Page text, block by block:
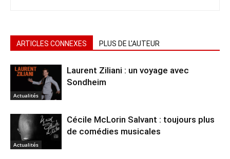
ARTICLES CONNEXES PLUS DE L'AUTEUR
Actualités
Laurent Ziliani : un voyage avec
Sondheim
Actualités
Cécile McLorin Salvant : toujours plus
de comédies musicales